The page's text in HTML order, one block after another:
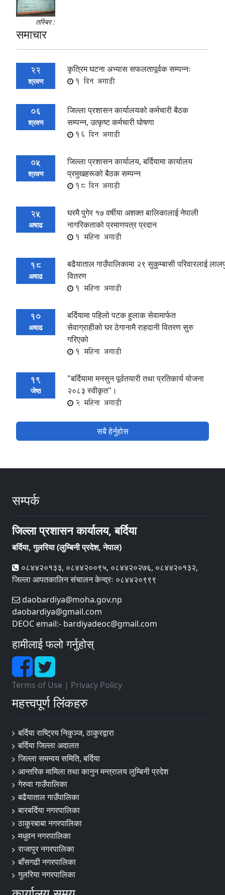
तस्बिर :
समाचार
22
श्रवण
कृत्रिम घटना अभ्यास सफलतापूर्वक सम्पन्नः
1 दिन अगाडी
06
श्रवण
जिल्ला प्रशासन कार्यालयको कर्मचारी बैठक
सम्पन्न, उत्कृष्ट कर्मचारी घोषणा
16 दिन अगाडी
05
श्रवण
जिल्ला प्रशासन कार्यालय, बर्दियामा कार्यालय
प्रमुखहरूको बैठक सम्पन्न
18 दिन अगाडी
25
अषाढ
घरमै पुगेर १७ वर्षीया अशक्त बालिकालाई नेपाली
नागरिकताको प्रमाणपत्र प्रदान
1 महिना अगाडी
18
अषाढ
बढैयाताल गाउँपालिकामा २९ सुकुम्बासी परिवारलाई
वितरण
1 महिना अगाडी
10
अषाढ
बर्दियामा पहिलो पटक हुलाक सेवामार्फत
सेवाग्राहीको घर ठेगानामै राहदानी वितरण सुरु
गरिएको
1 महिना अगाडी
19
जेष्ठ
"बर्दियामा मनसुन पूर्वतयारी तथा प्रतिकार्य योजना
२०८३ स्वीकृत"।
2 महिना अगाडी
सबै हेर्नुहोस
सम्पर्क
जिल्ला प्रशासन कार्यालय, बर्दिया
बर्दिया, गुलरिया (लुम्बिनी प्रदेश, नेपाल)
०८४४२०१३३, ०८४४२००९५, ०८४४२०२७६, ०८४४२०१३२,
जिल्ला आपतकालिन संचालन केन्द्रः ०८४४२०९९९
daobardiya@moha.gov.np
daobardiya@gmail.com
DEOC email:- bardiyadeoc@gmail.com
हामीलाई फलो गर्नुहोस्
Terms of Use | Privacy Policy
महत्त्वपूर्ण लिंकहरु
बर्दिया राष्ट्रिय निकुञ्ज, ठाकुरद्वारा
बर्दिया जिल्ला अदालत
जिल्ला समन्वय समिति, बर्दिया
आन्तरिक मामिला तथा कानुन मन्त्रालय लुम्बिनी प्रदेश
गेरुवा गाउँपालिका
बढैयाताल गाउँपालिका
बारबर्दिया नगरपालिका
ठाकुरबाबा नगरपालिका
मधुवन नगरपालिका
राजापुर नगरपालिका
बाँसगढी नगरपालिका
गुलरिया नगरपालिका